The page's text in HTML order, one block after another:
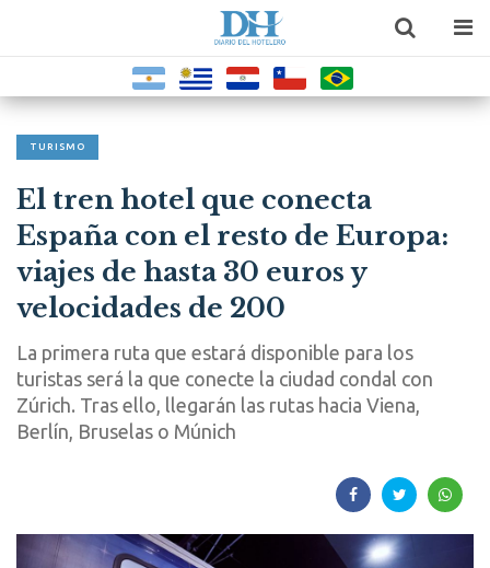
TURISMO
El tren hotel que conecta
España con el resto de Europa:
viajes de hasta 30 euros y
velocidades de 200
La primera ruta que estará disponible para los
turistas será la que conecte la ciudad condal con
Zúrich. Tras ello, llegarán las rutas hacia Viena,
Berlín, Bruselas o Múnich